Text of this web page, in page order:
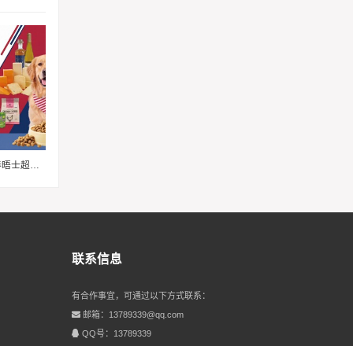
潮味美国，食趣无限——来泰晤士超市邀您畅享味蕾体验
联系信息
有合作事宜，可通过以下方式联系：
邮箱：13789339@qq.com
QQ号：13789339